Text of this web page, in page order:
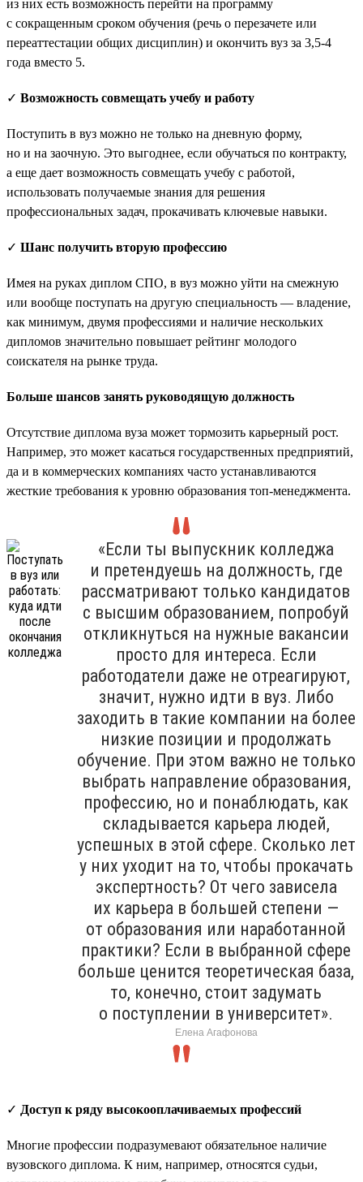
из них есть возможность перейти на программу
с сокращенным сроком обучения (речь о перезачете или
переаттестации общих дисциплин) и окончить вуз за 3,5-4
года вместо 5.
✓ Возможность совмещать учебу и работу
Поступить в вуз можно не только на дневную форму,
но и на заочную. Это выгоднее, если обучаться по контракту,
а еще дает возможность совмещать учебу с работой,
использовать получаемые знания для решения
профессиональных задач, прокачивать ключевые навыки.
✓ Шанс получить вторую профессию
Имея на руках диплом СПО, в вуз можно уйти на смежную
или вообще поступать на другую специальность — владение,
как минимум, двумя профессиями и наличие нескольких
дипломов значительно повышает рейтинг молодого
соискателя на рынке труда.
Больше шансов занять руководящую должность
Отсутствие диплома вуза может тормозить карьерный рост.
Например, это может касаться государственных предприятий,
да и в коммерческих компаниях часто устанавливаются
жесткие требования к уровню образования топ-менеджмента.
«Если ты выпускник колледжа
и претендуешь на должность, где
рассматривают только кандидатов
с высшим образованием, попробуй
откликнуться на нужные вакансии
просто для интереса. Если
работодатели даже не отреагируют,
значит, нужно идти в вуз. Либо
заходить в такие компании на более
низкие позиции и продолжать
обучение. При этом важно не только
выбрать направление образования,
профессию, но и понаблюдать, как
складывается карьера людей,
успешных в этой сфере. Сколько лет
у них уходит на то, чтобы прокачать
экспертность? От чего зависела
их карьера в большей степени —
от образования или наработанной
практики? Если в выбранной сфере
больше ценится теоретическая база,
то, конечно, стоит задумать
о поступлении в университет».
Елена Агафонова
✓ Доступ к ряду высокооплачиваемых профессий
Многие профессии подразумевают обязательное наличие
вузовского диплома. К ним, например, относятся судьи,